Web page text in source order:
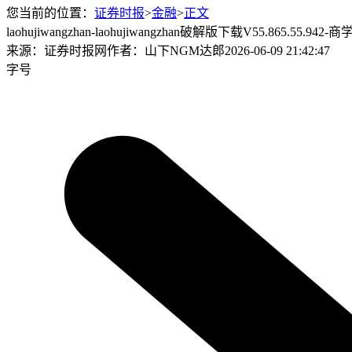
您当前的位置： 证券时报>金融>正文
laohujiwangzhan-laohujiwangzhan破解版下载V55.865.55.942-商
来源：证券时报网作者：山下NGM达郎2026-06-09 21:42:47
字号